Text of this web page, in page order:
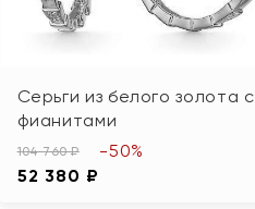
Серьги из белого золота с
фианитами
104 760 ₽
52 380 ₽
-50%